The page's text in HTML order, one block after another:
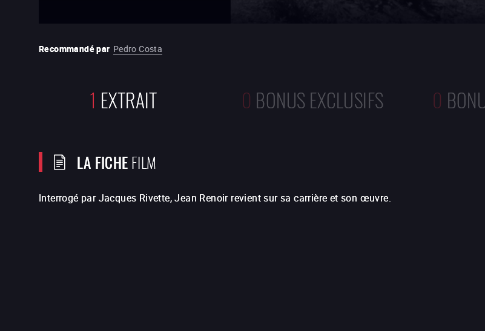
Recommandé par Pedro Costa
1 EXTRAIT 0 BONUS EXCLUSIFS 0
LA FICHEFILM
Interrogé par Jacques Rivette, Jean Renoir revient sur sa carrière et son œuvre.